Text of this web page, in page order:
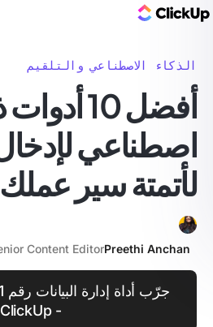
الذكاء الاصطناعي والتلقيم
أفضل 10
اصطناعي لإدخال
لأتمتة سير عملك
Preethi Anchan
Content Editor
- ClickUp